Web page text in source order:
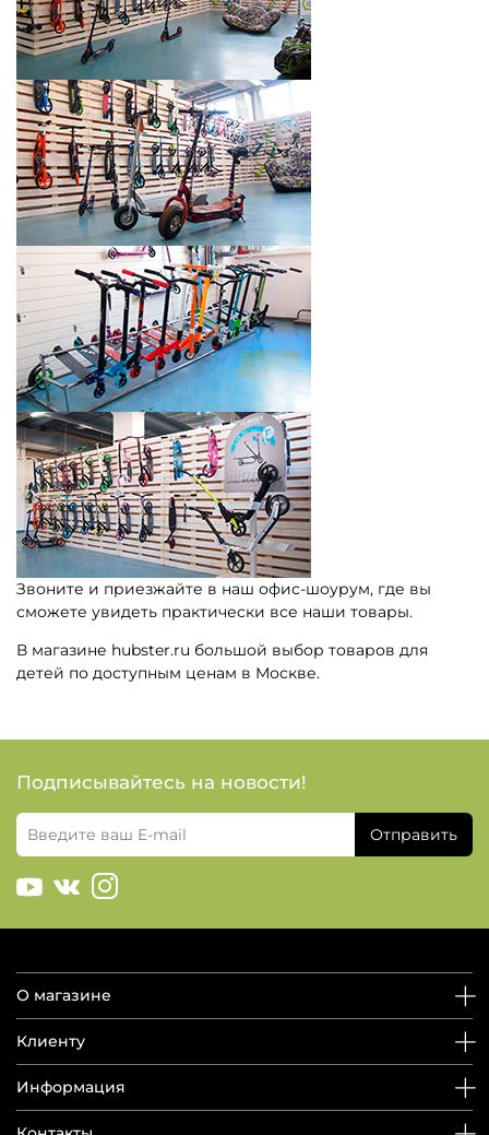
Звоните и приезжайте в наш офис-шоурум, где вы
сможете увидеть практически все наши товары.
В магазине hubster.ru большой выбор товаров для
детей по доступным ценам в Москве.
Подписывайтесь на новости!
Отправить
О магазине
Клиенту
Информация